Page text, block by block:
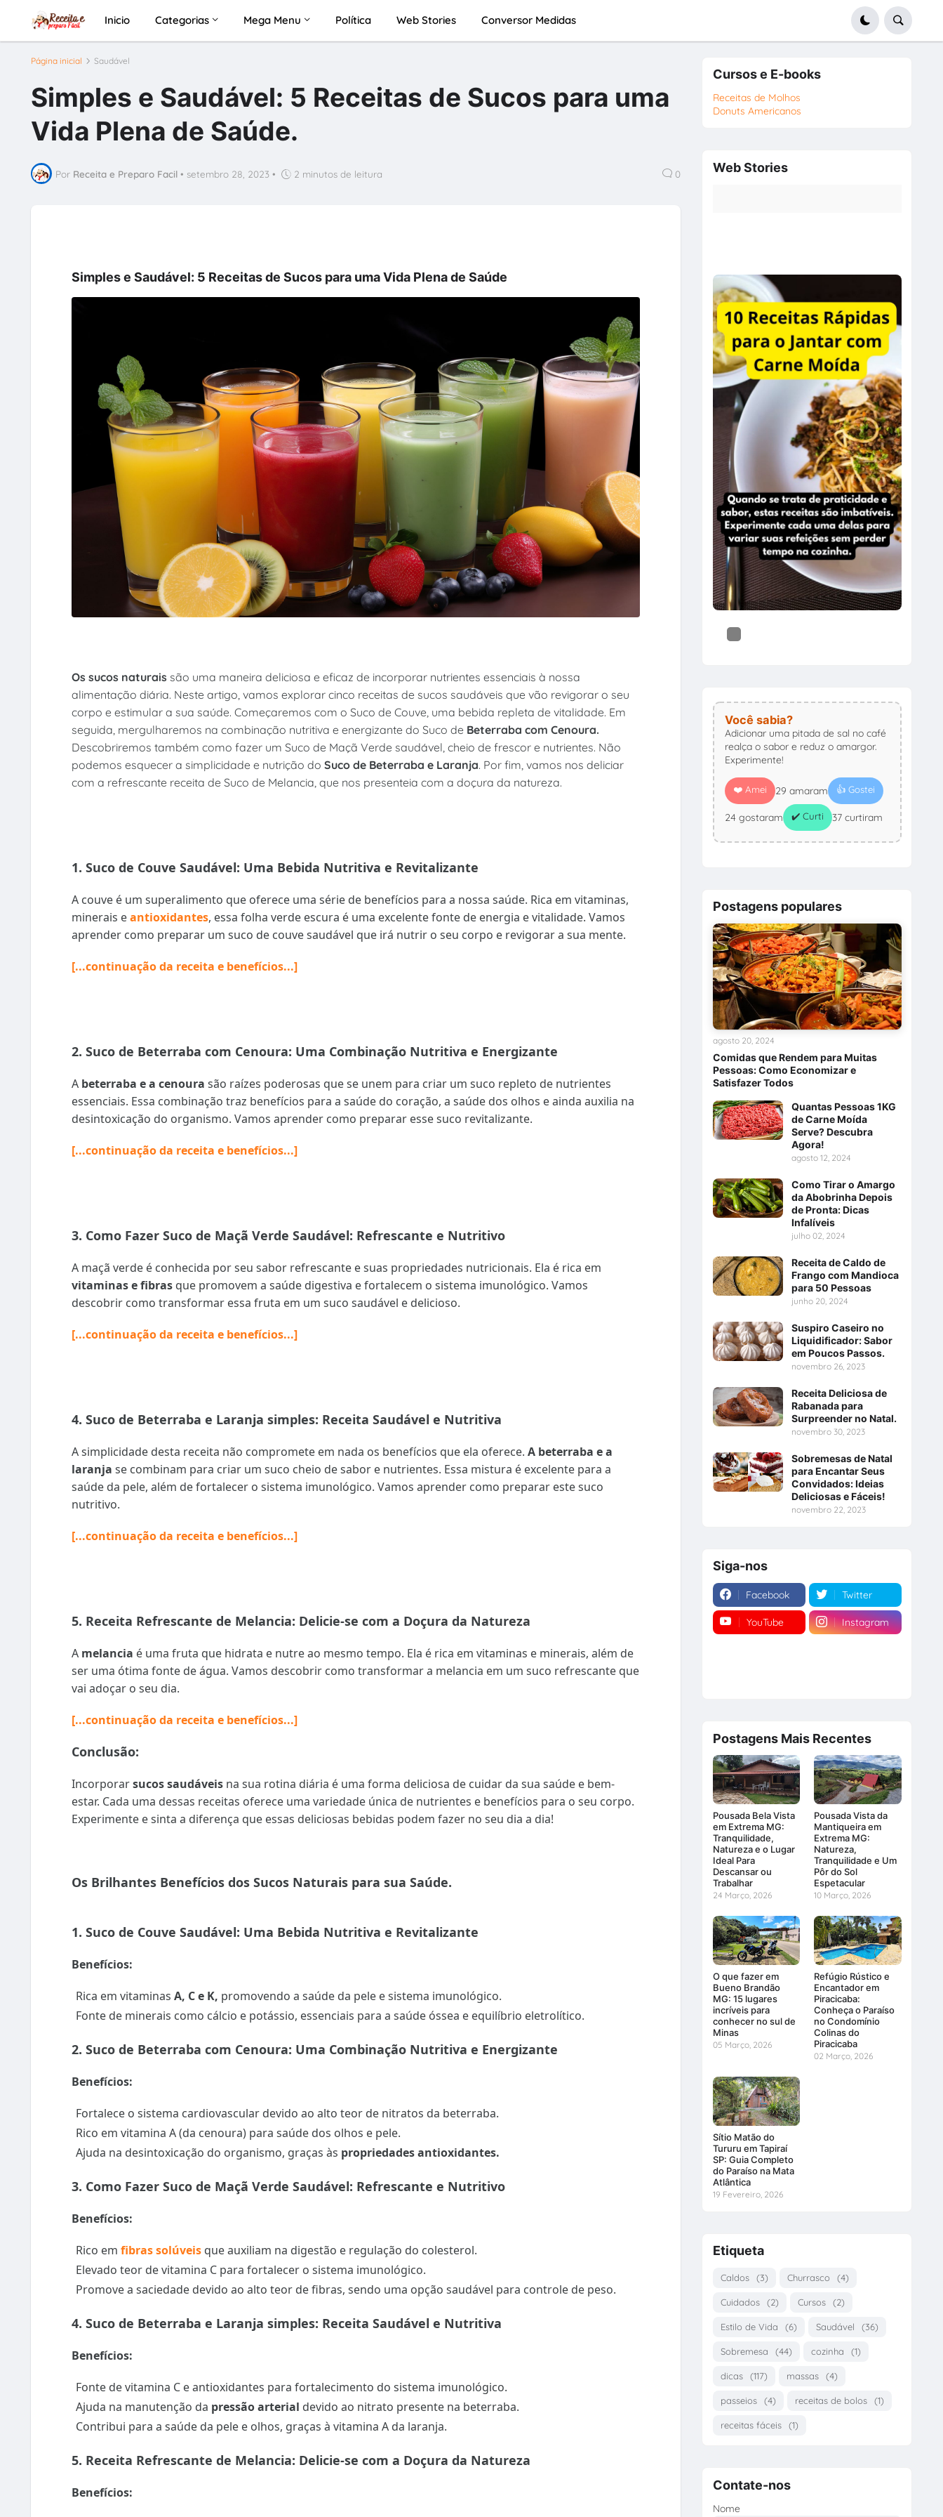
Inicio Categorias Mega Menu Política Web Stories Conversor Medidas
Página inicial Saudável
Simples e Saudável: 5 Receitas de Sucos para uma
Vida Plena de Saúde.
Por Receita e Preparo Facil • setembro 28, 2023 • 2 minutos de leitura 0
Simples e Saudável: 5 Receitas de Sucos para uma Vida Plena de Saúde
Os sucos naturaissão uma maneira deliciosa e eficaz de incorporar nutrientes essenciais à nossa
alimentação diária. Neste artigo, vamos explorar cinco receitas de sucos saudáveis que vão revigorar o seu
corpo e estimular a sua saúde. Começaremos com o Suco de Couve, uma bebida repleta de vitalidade. Em
seguida, mergulharemos na combinação nutritiva e energizante do Suco de Beterraba com Cenoura.
Descobriremos também como fazer um Suco de Maçã Verde saudável, cheio de frescor e nutrientes. Não
podemos esquecer a simplicidade e nutrição do Suco de Beterraba e Laranja. Por fim, vamos nos deliciar
com a refrescante receita de Suco de Melancia, que nos presenteia com a doçura da natureza.
1. Suco de Couve Saudável: Uma Bebida Nutritiva e Revitalizante
A couve é um superalimento que oferece uma série de benefícios para a nossa saúde. Rica em vitaminas,
minerais eantioxidantes, essa folha verde escura é uma excelente fonte de energia e vitalidade. Vamos
aprender como preparar um suco de couve saudável que irá nutrir o seu corpo e revigorar a sua mente.
[...continuação da receita e benefícios...]
2. Suco de Beterraba com Cenoura: Uma Combinação Nutritiva e Energizante
A beterraba e a cenoura são raízes poderosas que se unem para criar um suco repleto de nutrientes
essenciais. Essa combinação traz benefícios para a saúde do coração, a saúde dos olhos e ainda auxilia na
desintoxicação do organismo. Vamos aprender como preparar esse suco revitalizante.
[...continuação da receita e benefícios...]
3. Como Fazer Suco de Maçã Verde Saudável: Refrescante e Nutritivo
A maçã verde é conhecida por seu sabor refrescante e suas propriedades nutricionais. Ela é rica em
vitaminas e fibrasque promovem a saúde digestiva e fortalecem o sistema imunológico. Vamos
descobrir como transformar essa fruta em um suco saudável e delicioso.
[...continuação da receita e benefícios...]
4. Suco de Beterraba e Laranja simples: Receita Saudável e Nutritiva
A simplicidade desta receita não compromete em nada os benefícios que ela oferece. A beterraba e a
laranja se combinam para criar um suco cheio de sabor e nutrientes. Essa mistura é excelente para a
saúde da pele, além de fortalecer o sistema imunológico. Vamos aprender como preparar este suco
nutritivo.
[...continuação da receita e benefícios...]
5. Receita Refrescante de Melancia: Delicie-se com a Doçura da Natureza
A melancia é uma fruta que hidrata e nutre ao mesmo tempo. Ela é rica em vitaminas e minerais, além de
ser uma ótima fonte de água. Vamos descobrir como transformar a melancia em um suco refrescante que
vai adoçar o seu dia.
[...continuação da receita e benefícios...]
Conclusão:
Incorporarsucos saudáveisna sua rotina diária é uma forma deliciosa de cuidar da sua saúde e bem-
estar. Cada uma dessas receitas oferece uma variedade única de nutrientes e benefícios para o seu corpo.
Experimente e sinta a diferença que essas deliciosas bebidas podem fazer no seu dia a dia!
Os Brilhantes Benefícios dos Sucos Naturais para sua Saúde.
1. Suco de Couve Saudável: Uma Bebida Nutritiva e Revitalizante
Benefícios:
Rica em vitaminas A, C e K, promovendo a saúde da pele e sistema imunológico.
Fonte de minerais como cálcio e potássio, essenciais para a saúde óssea e equilíbrio eletrolítico.
2. Suco de Beterraba com Cenoura: Uma Combinação Nutritiva e Energizante
Benefícios:
Fortalece o sistema cardiovascular devido ao alto teor de nitratos da beterraba.
Rico em vitamina A (da cenoura) para saúde dos olhos e pele.
Ajuda na desintoxicação do organismo, graças às propriedades antioxidantes.
3. Como Fazer Suco de Maçã Verde Saudável: Refrescante e Nutritivo
Benefícios:
Rico em fibras solúveisque auxiliam na digestão e regulação do colesterol.
Elevado teor de vitamina C para fortalecer o sistema imunológico.
Promove a saciedade devido ao alto teor de fibras, sendo uma opção saudável para controle de peso.
4. Suco de Beterraba e Laranja simples: Receita Saudável e Nutritiva
Benefícios:
Fonte de vitamina C e antioxidantes para fortalecimento do sistema imunológico.
Ajuda na manutenção da pressão arterial devido ao nitrato presente na beterraba.
Contribui para a saúde da pele e olhos, graças à vitamina A da laranja.
5. Receita Refrescante de Melancia: Delicie-se com a Doçura da Natureza
Benefícios:
Cursos e E-books
Receitas de Molhos
Donuts Americanos
Web Stories
Você sabia?
Adicionar uma pitada de sal no café
realça o sabor e reduz o amargor.
Experimente!
❤️ Amei 29 amaram 👍 Gostei
24 gostaram ✔️ Curti 37 curtiram
Postagens populares
Comidas que Rendem para Muitas
Pessoas: Como Economizar e
Satisfazer Todos
agosto 20, 2024
Quantas Pessoas 1KG
de Carne Moída
Serve? Descubra
Agora!
agosto 12, 2024
Como Tirar o Amargo
da Abobrinha Depois
de Pronta: Dicas
Infalíveis
julho 02, 2024
Receita de Caldo de
Frango com Mandioca
para 50 Pessoas
junho 20, 2024
Suspiro Caseiro no
Liquidificador: Sabor
em Poucos Passos.
novembro 26, 2023
Receita Deliciosa de
Rabanada para
Surpreender no Natal.
novembro 30, 2023
Sobremesas de Natal
para Encantar Seus
Convidados: Ideias
Deliciosas e Fáceis!
novembro 22, 2023
Siga-nos
Facebook Twitter
YouTube Instagram
Postagens Mais Recentes
Pousada Bela Vista
em Extrema MG:
Tranquilidade,
Natureza e o Lugar
Ideal Para
Descansar ou
Trabalhar
24 Março, 2026
Pousada Vista da
Mantiqueira em
Extrema MG:
Natureza,
Tranquilidade e Um
Pôr do Sol
Espetacular
10 Março, 2026
O que fazer em
Bueno Brandão
MG: 15 lugares
incríveis para
conhecer no sul de
Minas
05 Março, 2026
Refúgio Rústico e
Encantador em
Piracicaba:
Conheça o Paraíso
no Condomínio
Colinas do
Piracicaba
02 Março, 2026
Sítio Matão do
Tururu em Tapiraí
SP: Guia Completo
do Paraíso na Mata
Atlântica
19 Fevereiro, 2026
Etiqueta
Caldos (3) Churrasco (4)
Cuidados (2) Cursos (2)
Estilo de Vida (6) Saudável (36)
Sobremesa (44) cozinha (1)
dicas (117) massas (4)
passeios (4) receitas de bolos (1)
receitas fáceis (1)
Contate-nos
Nome